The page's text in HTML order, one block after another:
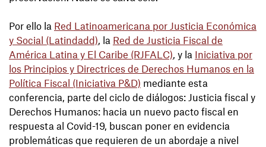
Por ello la Red Latinoamericana por Justicia Económica
y Social (Latindadd), la Red de Justicia Fiscal de
América Latina y El Caribe (RJFALC), y la Iniciativa por
los Principios y Directrices de Derechos Humanos en la
Política Fiscal (Iniciativa P&D) mediante esta
conferencia, parte del ciclo de diálogos: Justicia fiscal y
Derechos Humanos: hacia un nuevo pacto fiscal en
respuesta al Covid-19, buscan poner en evidencia
problemáticas que requieren de un abordaje a nivel